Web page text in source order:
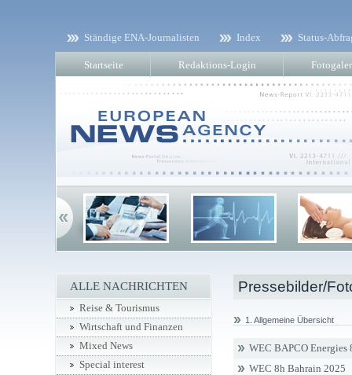
Ständige ENA-Journalisten Index Status-
Startseite Redaktions-Login
Pressebilder/
1. Allgemeine Übersicht
WEC BAPCO Energies
WEC 8h Bahrain 2025
ALLE NACHRICHTEN
Reise & Tourismus
Wirtschaft und Finanzen
Mixed News
Special interest